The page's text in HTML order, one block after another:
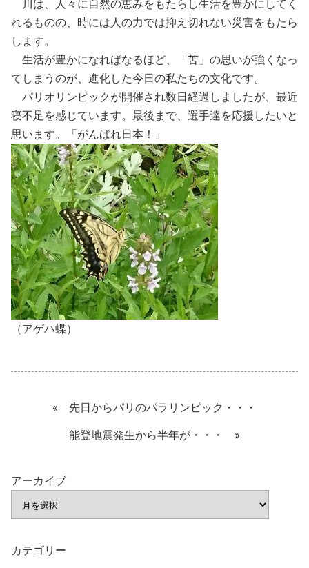
アーカイブ
カテゴリー
川は、人々に自然の恵みをもたらし生活を豊かにしてく
れるものの、時には人の力では抑え切れない災害をもたら
します。
生活が豊かになればなるほど、「苦」の思いが強くなっ
てしまうのが、進化した今日の私たちの文化です。
パリオリンピックが開催され数日経過しましたが、最近
寝不足を感じています。最後まで、選手達を応援したいと
思います。「がんばれ日本！」
（アゲハ蝶）
« 先日からパリのパラリンピック・・・
能登地震発生から半年が・・・ »